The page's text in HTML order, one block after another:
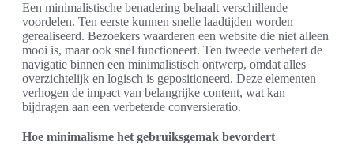
Een minimalistische benadering behaalt verschillende
voordelen. Ten eerste kunnen snelle laadtijden worden
gerealiseerd. Bezoekers waarderen een website die niet alleen
mooi is, maar ook snel functioneert. Ten tweede verbetert de
navigatie binnen een minimalistisch ontwerp, omdat alles
overzichtelijk en logisch is gepositioneerd. Deze elementen
verhogen de impact van belangrijke content, wat kan
bijdragen aan een verbeterde conversieratio.
Hoe minimalisme het gebruiksgemak bevordert